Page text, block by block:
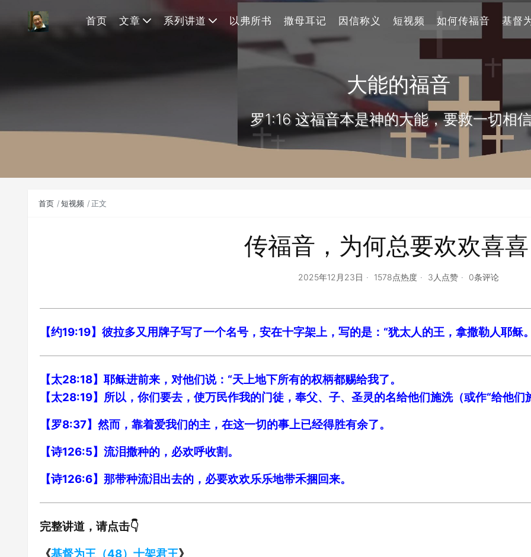
首页 文章 系列讲道 以弗所书 撒母耳记 因信称义 短视频 如何传福音 基督
大能的福音
罗1:16 这福音本是神的大能，要救一切相
首页 短视频 正文
传福音，为何总要欢欢喜
2025年12月23日 1578点热度 3人点赞 0条评论
【约19:19】彼拉多又用牌子写了一个名号，安在十字架上，写的是：“犹太人的王，拿撒勒人耶稣
【太28:18】耶稣进前来，对他们说：“天上地下所有的权柄都赐给我了。
【太28:19】所以，你们要去，使万民作我的门徒，奉父、子、圣灵的名给他们施洗（或作“给他
【罗8:37】然而，靠着爱我们的主，在这一切的事上已经得胜有余了。
【诗126:5】流泪撒种的，必欢呼收割。
【诗126:6】那带种流泪出去的，必要欢欢乐乐地带禾捆回来。
完整讲道，请点击👇
《基督为王（48）十架君王》